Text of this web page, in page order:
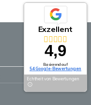
Exzellent
4,9
Basierend auf
54 Google-Bewertungen
Echtheit von Bewertungen